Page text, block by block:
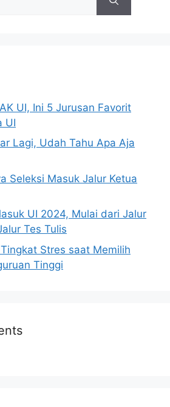
UI, Ini 5 Jurusan Favorit
UI
Lagi, Udah Tahu Apa Aja
Seleksi Masuk Jalur Ketua
UI 2024, Mulai dari Jalur
Tes Tulis
Stres saat Memilih
Tinggi